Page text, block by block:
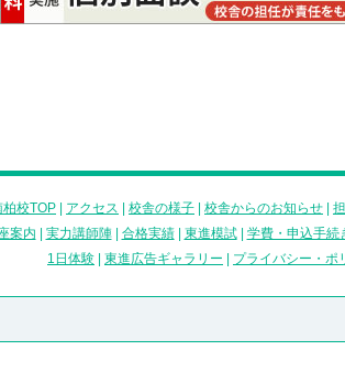
校TOP アクセス 校舎の様子 校舎からのお知らせ
案内 実力講師陣| 合格実績| 東進模試| 学費・申込手続
1日体験
東進広告ギャラリー プライバシー・ポ